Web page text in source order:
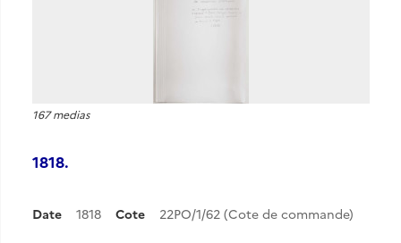
167 medias
1818.
Date 1818 Cote 22PO/1/62 (Cote de commande)